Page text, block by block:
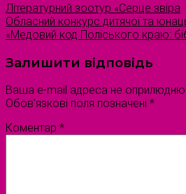
Літературний зоотур «Серце звіра
Обласний конкурс дитячої та
«Медовий код Поліського краю:
Залишити відповідь
Ваша e-mail адреса не
Обов’язкові поля позначені *
Коментар *